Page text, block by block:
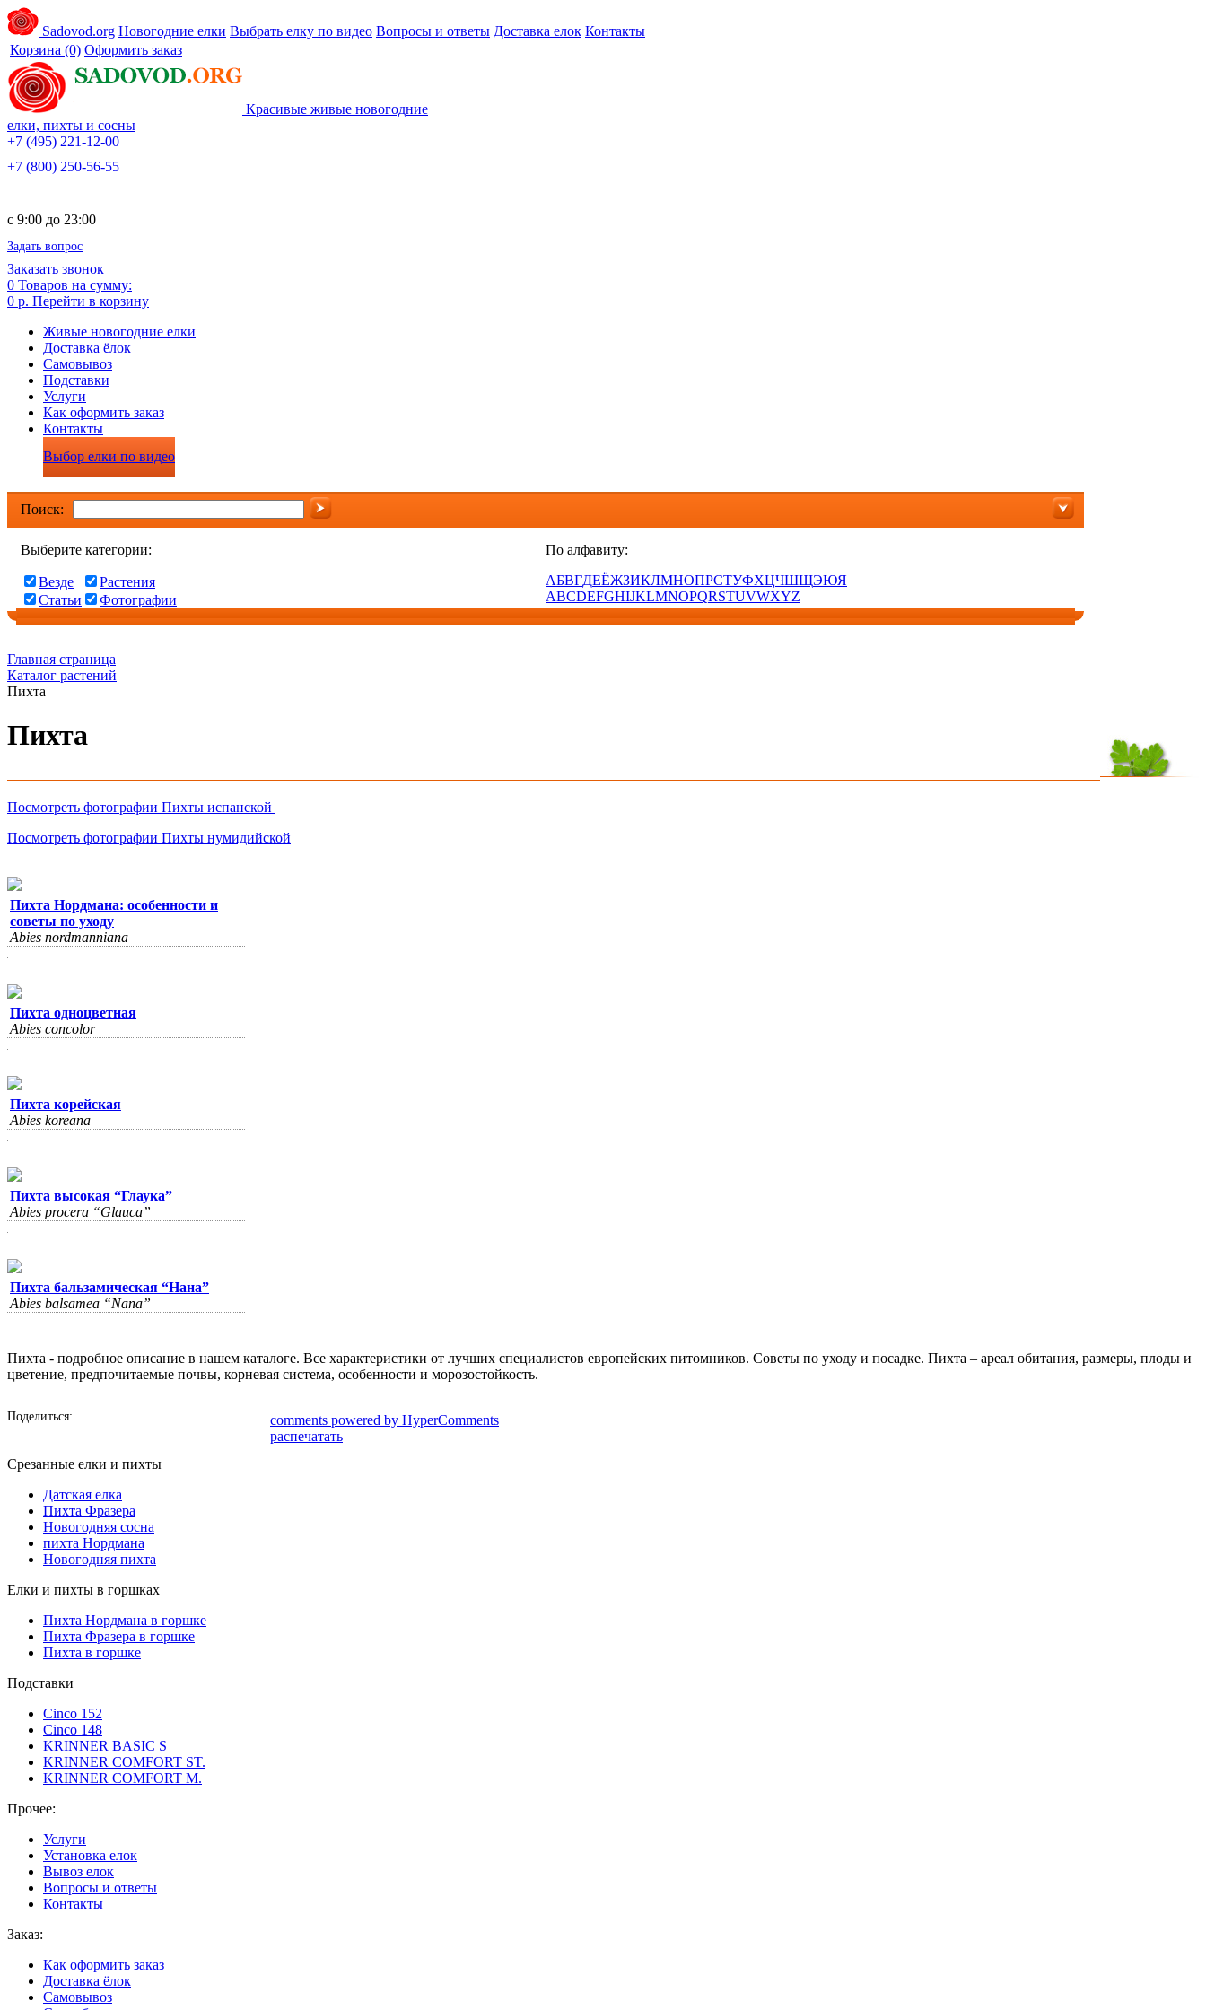
Sadovod.org Новогодние елки Выбрать елку по видео Вопросы и ответы Доставка елок Контакты
Корзина (0) Оформить заказ
Красивые живые новогодние
елки, пихты и сосны
+7 (495) 221-12-00
+7 (800) 250-56-55
c 9:00 до 23:00
Задать вопрос
Заказать звонок
0 Товаров на сумму:
0 р. Перейти в корзину
Живые новогодние елки
Доставка ёлок
Самовывоз
Подставки
Услуги
Как оформить заказ
Контакты
Выбор елки по видео
Поиск:
Выберите категории:
Везде
Растения
Статьи
Фотографии
По алфавиту:
АБВГДЕЁЖЗИКЛМНОПРСТУФХЦЧШЩЭЮЯ
ABCDEFGHIJKLMNOPQRSTUVWXYZ
Главная страница
Каталог растений
Пихта
Пихта
Посмотреть фотографии Пихты испанской
Посмотреть фотографии Пихты нумидийской
Пихта Нордмана: особенности и
советы по уходу
Abies nordmanniana
Пихта одноцветная
Abies concolor
Пихта корейская
Abies koreana
Пихта высокая “Глаука”
Abies procera “Glauca”
Пихта бальзамическая “Нана”
Abies balsamea “Nana”
Пихта - подробное описание в нашем каталоге. Все характеристики от лучших специалистов европейских питомников. Советы по уходу и посадке. Пихта – ареал обитания, размеры, плоды и
цветение, предпочитаемые почвы, корневая система, особенности и морозостойкость.
Поделиться:
comments powered by HyperComments
распечатать
Срезанные елки и пихты
Датская елка
Пихта Фразера
Новогодняя сосна
пихта Нордмана
Новогодняя пихта
Елки и пихты в горшках
Пихта Нордмана в горшке
Пихта Фразера в горшке
Пихта в горшке
Подставки
Cinco 152
Cinco 148
KRINNER BASIC S
KRINNER COMFORT ST.
KRINNER COMFORT М.
Прочее:
Услуги
Установка елок
Вывоз елок
Вопросы и ответы
Контакты
Заказ:
Как оформить заказ
Доставка ёлок
Самовывоз